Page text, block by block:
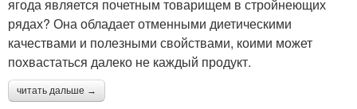
ягода является почетным товарищем в стройнеющих
рядах? Она обладает отменными диетическими
качествами и полезными свойствами, коими может
похвастаться далеко не каждый продукт.
читать дальше →